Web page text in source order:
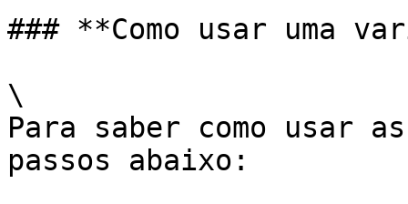
### **Como usar uma
\
Para saber como usar
passos abaixo: